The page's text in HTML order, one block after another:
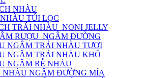
NHÀU
TÚI LỌC
TRÁI NHÀU_NONI JELLY
RƯỢU_NGÂM ĐƯỜNG
NGÂM TRÁI NHÀU TƯƠI
NGÂM TRÁI NHÀU KHÔ
NGÂM RỄ NHÀU
NHÀU NGÂM ĐƯỜNG MÍA